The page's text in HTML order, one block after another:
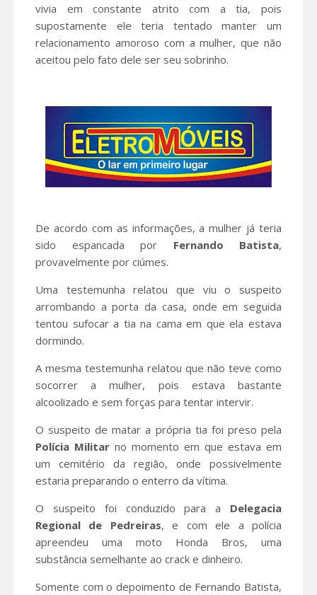
vivia em constante atrito com a tia, pois
supostamente ele teria tentado manter um
relacionamento amoroso com a mulher, que não
aceitou pelo fato dele ser seu sobrinho.
De acordo com as informações, a mulher já teria
sido espancada por Fernando Batista,
provavelmente por ciúmes.
Uma testemunha relatou que viu o suspeito
arrombando a porta da casa, onde em seguida
tentou sufocar a tia na cama em que ela estava
dormindo.
A mesma testemunha relatou que não teve como
socorrer a mulher, pois estava bastante
alcoolizado e sem forças para tentar intervir.
O suspeito de matar a própria tia foi preso pela
Polícia Militar no momento em que estava em
um cemitério da região, onde possivelmente
estaria preparando o enterro da vítima.
O suspeito foi conduzido para a Delegacia
Regional de Pedreiras, e com ele a polícia
apreendeu uma moto Honda Bros, uma
substância semelhante ao crack e dinheiro.
Somente com o depoimento de Fernando Batista,